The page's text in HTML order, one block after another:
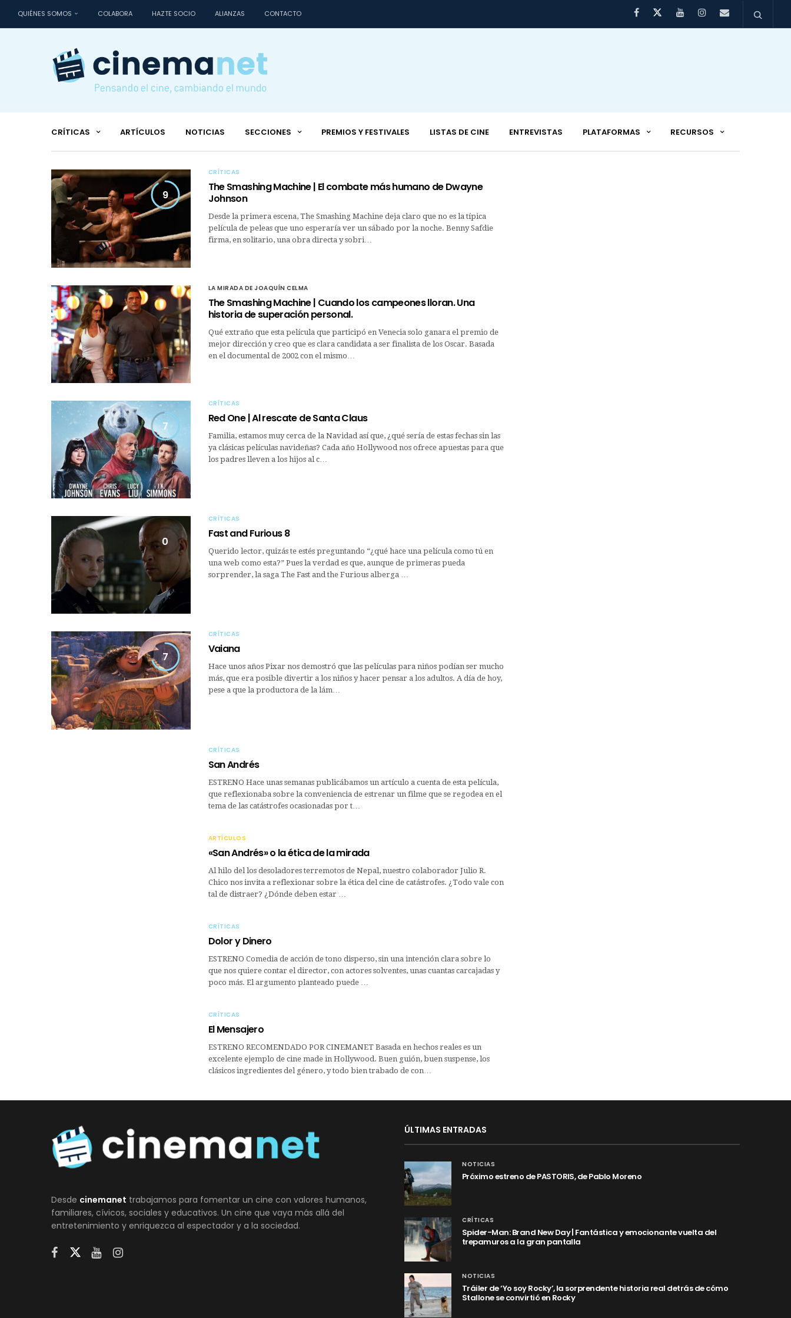
QUIÉNES SOMOS COLABORA HAZTE SOCIO ALIANZAS CONTACTO
CRÍTICAS ARTÍCULOS NOTICIAS SECCIONES PREMIOS Y FESTIVALES LISTAS DE CINE ENTREVISTAS PLATAFORMAS RECURSOS
9
CRÍTICAS
The Smashing Machine | El combate más humano de Dwayne
Johnson
Desde la primera escena, The Smashing Machine deja claro que no es la típica
película de peleas que uno esperaría ver un sábado por la noche. Benny Safdie
firma, en solitario, una obra directa y sobri…
LA MIRADA DE JOAQUÍN CELMA
The Smashing Machine | Cuando los campeones lloran. Una
historia de superación personal.
Qué extraño que esta película que participó en Venecia solo ganara el premio de
mejor dirección y creo que es clara candidata a ser finalista de los Oscar. Basada
en el documental de 2002 con el mismo…
7
CRÍTICAS
Red One | Al rescate de Santa Claus
Familia, estamos muy cerca de la Navidad así que, ¿qué sería de estas fechas sin las
ya clásicas películas navideñas? Cada año Hollywood nos ofrece apuestas para que
los padres lleven a los hijos al c…
0
CRÍTICAS
Fast and Furious 8
Querido lector, quizás te estés preguntando “¿qué hace una película como tú en
una web como esta?” Pues la verdad es que, aunque de primeras pueda
sorprender, la saga The Fast and the Furious alberga …
7
CRÍTICAS
Vaiana
Hace unos años Pixar nos demostró que las películas para niños podían ser mucho
más, que era posible divertir a los niños y hacer pensar a los adultos. A día de hoy,
pese a que la productora de la lám…
CRÍTICAS
San Andrés
ESTRENO Hace unas semanas publicábamos un artículo a cuenta de esta película,
que reflexionaba sobre la conveniencia de estrenar un filme que se regodea en el
tema de las catástrofes ocasionadas por t…
ARTÍCULOS
«San Andrés» o la ética de la mirada
Al hilo del los desoladores terremotos de Nepal, nuestro colaborador Julio R.
Chico nos invita a reflexionar sobre la ética del cine de catástrofes. ¿Todo vale con
tal de distraer? ¿Dónde deben estar …
CRÍTICAS
Dolor y Dinero
ESTRENO Comedia de acción de tono disperso, sin una intención clara sobre lo
que nos quiere contar el director, con actores solventes, unas cuantas carcajadas y
poco más. El argumento planteado puede …
CRÍTICAS
El Mensajero
ESTRENO RECOMENDADO POR CINEMANET Basada en hechos reales es un
excelente ejemplo de cine made in Hollywood. Buen guión, buen suspense, los
clásicos ingredientes del género, y todo bien trabado de con…
Desde cinemanet trabajamos para fomentar un cine con valores humanos,
familiares, cívicos, sociales y educativos. Un cine que vaya más allá del
entretenimiento y enriquezca al espectador y a la sociedad.
ÚLTIMAS ENTRADAS
NOTICIAS
Próximo estreno de PASTORIS, de Pablo Moreno
CRÍTICAS
Spider-Man: Brand New Day | Fantástica y emocionante vuelta del
trepamuros a la gran pantalla
NOTICIAS
Tráiler de ‘Yo soy Rocky’, la sorprendente historia real detrás de cómo
Stallone se convirtió en Rocky